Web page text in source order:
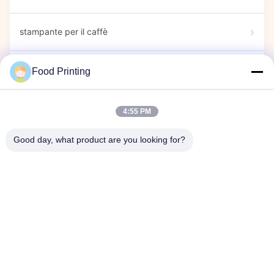
stampante per il caffè
Pennarelli commestibili
stampante capsule
Food Printing
4:55 PM
Good day, what product are you looking for?